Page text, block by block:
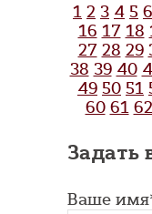
1 2 3 4 5 6
16 17 18
27 28 29
38 39 40
49 50 51
60 61 62
Задать
Ваше